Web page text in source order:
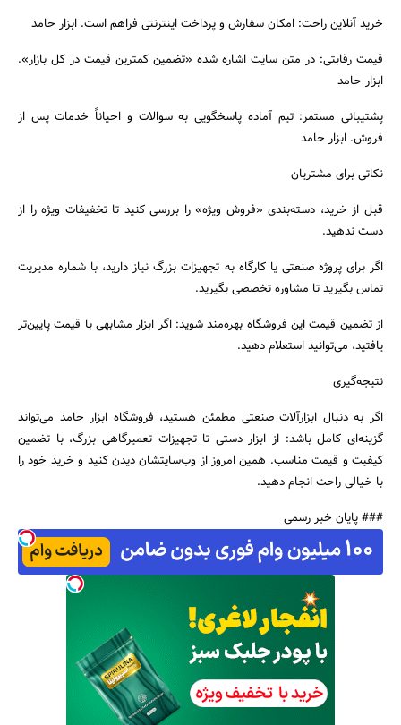
خرید آنلاین راحت: امکان سفارش و پرداخت اینترنتی فراهم است. ابزار حامد
قیمت رقابتی: در متن سایت اشاره شده «تضمین کمترین قیمت در کل بازار».
ابزار حامد
پشتیبانی مستمر: تیم آماده پاسخگویی به سوالات و احیاناً خدمات پس از
فروش. ابزار حامد
نکاتی برای مشتریان
قبل از خرید، دسته‌بندی «فروش ویژه» را بررسی کنید تا تخفیفات ویژه را از
دست ندهید.
اگر برای پروژه صنعتی یا کارگاه به تجهیزات بزرگ نیاز دارید، با شماره مدیریت
تماس بگیرید تا مشاوره تخصصی بگیرید.
از تضمین قیمت این فروشگاه بهره‌مند شوید: اگر ابزار مشابهی با قیمت پایین‌تر
یافتید، می‌توانید استعلام دهید.
نتیجه‌گیری
اگر به دنبال ابزارآلات صنعتی مطمئن هستید، فروشگاه ابزار حامد می‌تواند
گزینه‌ای کامل باشد: از ابزار دستی تا تجهیزات تعمیرگاهی بزرگ، با تضمین
کیفیت و قیمت مناسب. همین امروز از وب‌سایتشان دیدن کنید و خرید خود را
با خیالی راحت انجام دهید.
### پایان خبر رسمی